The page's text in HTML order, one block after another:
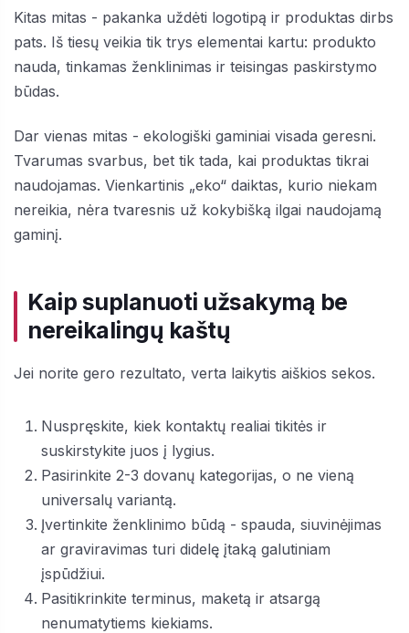
Kitas mitas - pakanka uždėti logotipą ir produktas dirbs
pats. Iš tiesų veikia tik trys elementai kartu: produkto
nauda, tinkamas ženklinimas ir teisingas paskirstymo
būdas.
Dar vienas mitas - ekologiški gaminiai visada geresni.
Tvarumas svarbus, bet tik tada, kai produktas tikrai
naudojamas. Vienkartinis „eko“ daiktas, kurio niekam
nereikia, nėra tvaresnis už kokybišką ilgai naudojamą
gaminį.
Kaip suplanuoti užsakymą be
nereikalingų kaštų
Jei norite gero rezultato, verta laikytis aiškios sekos.
Nuspręskite, kiek kontaktų realiai tikitės ir
suskirstykite juos į lygius.
Pasirinkite 2-3 dovanų kategorijas, o ne vieną
universalų variantą.
Įvertinkite ženklinimo būdą - spauda, siuvinėjimas
ar graviravimas turi didelę įtaką galutiniam
įspūdžiui.
Pasitikrinkite terminus, maketą ir atsargą
nenumatytiems kiekiams.